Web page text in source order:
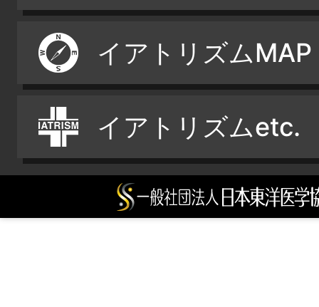
イアトリズムMAP
イアトリズムetc.